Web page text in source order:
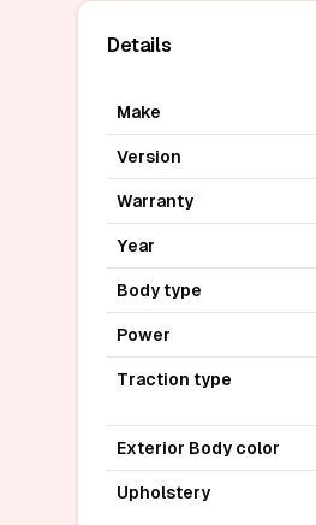
Details
Make
Version
Warranty
Year
Body type
Power
Traction type
Exterior Body color
Upholstery